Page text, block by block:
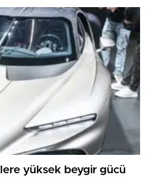
yüksek beygir gücü